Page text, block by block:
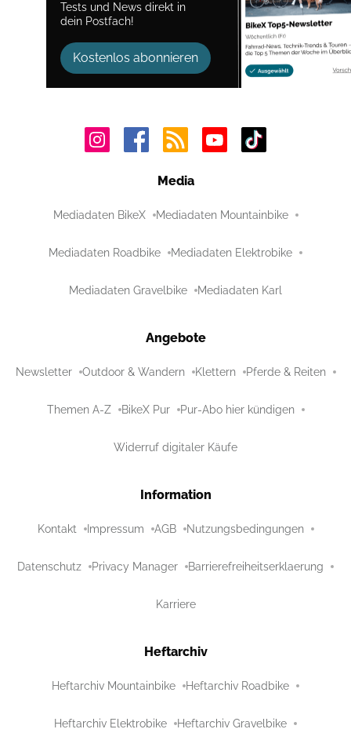
Tests und News direkt in
dein Postfach!
Kostenlos abonnieren
Media
Mediadaten BikeX Mediadaten Mountainbike
Mediadaten Roadbike Mediadaten Elektrobike
Mediadaten Gravelbike Mediadaten Karl
Angebote
Newsletter Outdoor & Wandern Klettern Pferde & Reiten
Themen A-Z BikeX Pur Pur-Abo hier kündigen
Widerruf digitaler Käufe
Information
Kontakt Impressum AGB Nutzungsbedingungen
Datenschutz Privacy Manager Barrierefreiheitserklaerung
Karriere
Heftarchiv
Heftarchiv Mountainbike Heftarchiv Roadbike
Heftarchiv Elektrobike Heftarchiv Gravelbike